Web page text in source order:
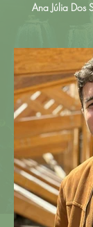
Ana Júlia Dos